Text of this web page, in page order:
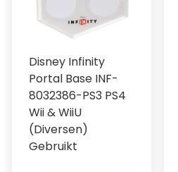
Disney Infinity
Portal Base INF-
8032386-PS3 PS4
Wii & WiiU
(Diversen)
Gebruikt